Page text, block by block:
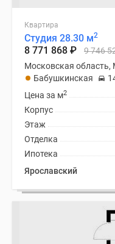
Квартира
Студия 28.30 м2
8 771 868 ₽ 9 746
Московская
Бабушкинская
Цена за м2
Корпус
Этаж
Отделка
Ипотека
Ярославский